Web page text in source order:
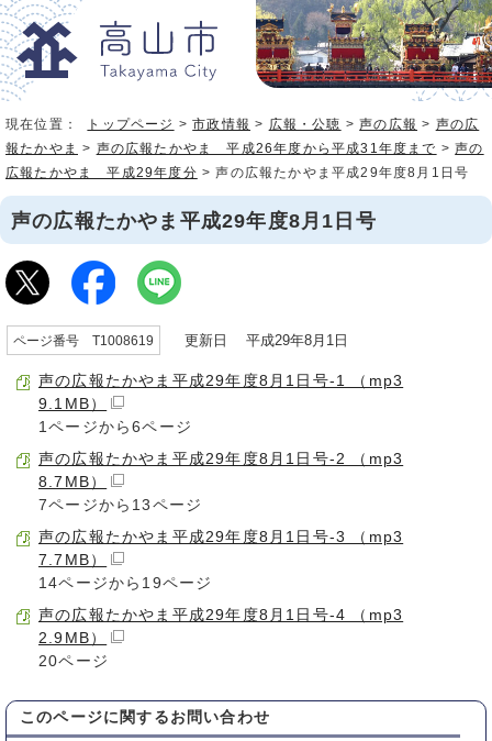
現在位置： トップページ >市政情報 > 広報・公聴 >声の広報 > 声の広
報たかやま > 声の広報たかやま 平成26年度から平成31年度まで >声の
広報たかやま 平成29年度分 > 声の広報たかやま平成29年度8月1日号
声の広報たかやま平成29年度8月1日号
ページ番号 T1008619 更新日 平成29年8月1日
声の広報たかやま平成29年度8月1日号-1 （mp3
9.1MB）
1ページから6ページ
声の広報たかやま平成29年度8月1日号-2 （mp3
8.7MB）
7ページから13ページ
声の広報たかやま平成29年度8月1日号-3 （mp3
7.7MB）
14ページから19ページ
声の広報たかやま平成29年度8月1日号-4 （mp3
2.9MB）
20ページ
このページに関する お問い合わせ